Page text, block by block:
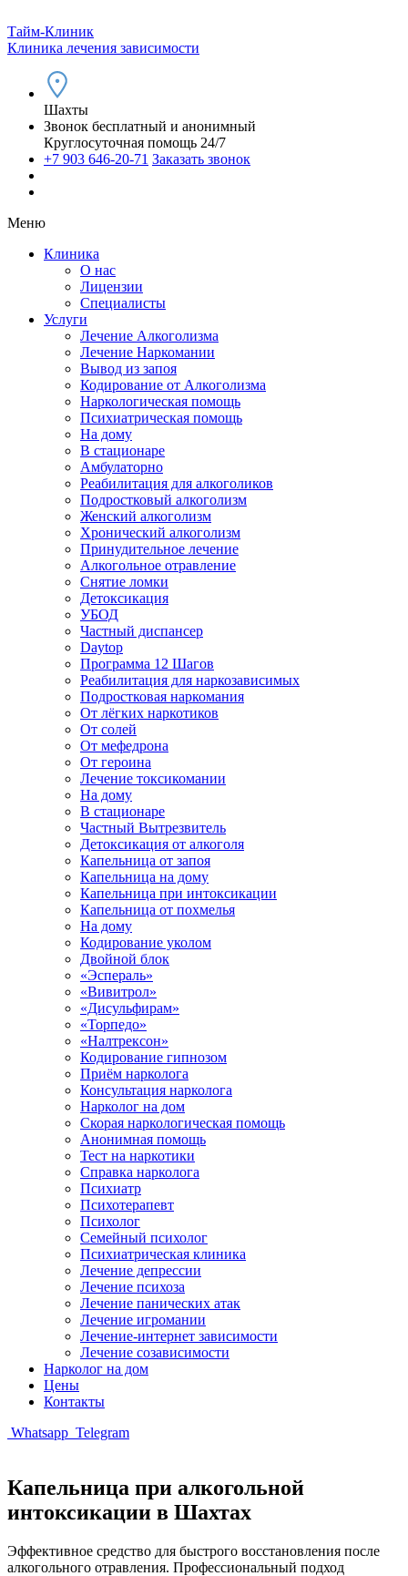
Тайм-Клиник
Клиника лечения зависимости
Шахты
Звонок бесплатный и анонимный
Круглосуточная помощь 24/7
+7 903 646-20-71 Заказать звонок
Меню
Клиника
О нас
Лицензии
Специалисты
Услуги
Лечение Алкоголизма
Лечение Наркомании
Вывод из запоя
Кодирование от Алкоголизма
Наркологическая помощь
Психиатрическая помощь
На дому
В стационаре
Амбулаторно
Реабилитация для алкоголиков
Подростковый алкоголизм
Женский алкоголизм
Хронический алкоголизм
Принудительное лечение
Алкогольное отравление
Снятие ломки
Детоксикация
УБОД
Частный диспансер
Daytop
Программа 12 Шагов
Реабилитация для наркозависимых
Подростковая наркомания
От лёгких наркотиков
От солей
От мефедрона
От героина
Лечение токсикомании
На дому
В стационаре
Частный Вытрезвитель
Детоксикация от алкоголя
Капельница от запоя
Капельница на дому
Капельница при интоксикации
Капельница от похмелья
На дому
Кодирование уколом
Двойной блок
«Эспераль»
«Вивитрол»
«Дисульфирам»
«Торпедо»
«Налтрексон»
Кодирование гипнозом
Приём нарколога
Консультация нарколога
Нарколог на дом
Скорая наркологическая помощь
Анонимная помощь
Тест на наркотики
Справка нарколога
Психиатр
Психотерапевт
Психолог
Семейный психолог
Психиатрическая клиника
Лечение депрессии
Лечение психоза
Лечение панических атак
Лечение игромании
Лечение-интернет зависимости
Лечение созависимости
Нарколог на дом
Цены
Контакты
Whatsapp Telegram
Капельница при алкогольной
интоксикации в Шахтах
Эффективное средство для быстрого восстановления после
алкогольного отравления. Профессиональный подход